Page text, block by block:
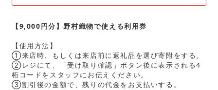
【9,000円分】野村織物で使える利用券
【使用方法】
①来店時、もしくは来店前に返礼品を選び寄附をする。
②レジにて、「受け取り確認」ボタン後に表示される4
桁コードをスタッフにお伝えください。
③割引後の金額で、残りの代金をお支払いする。